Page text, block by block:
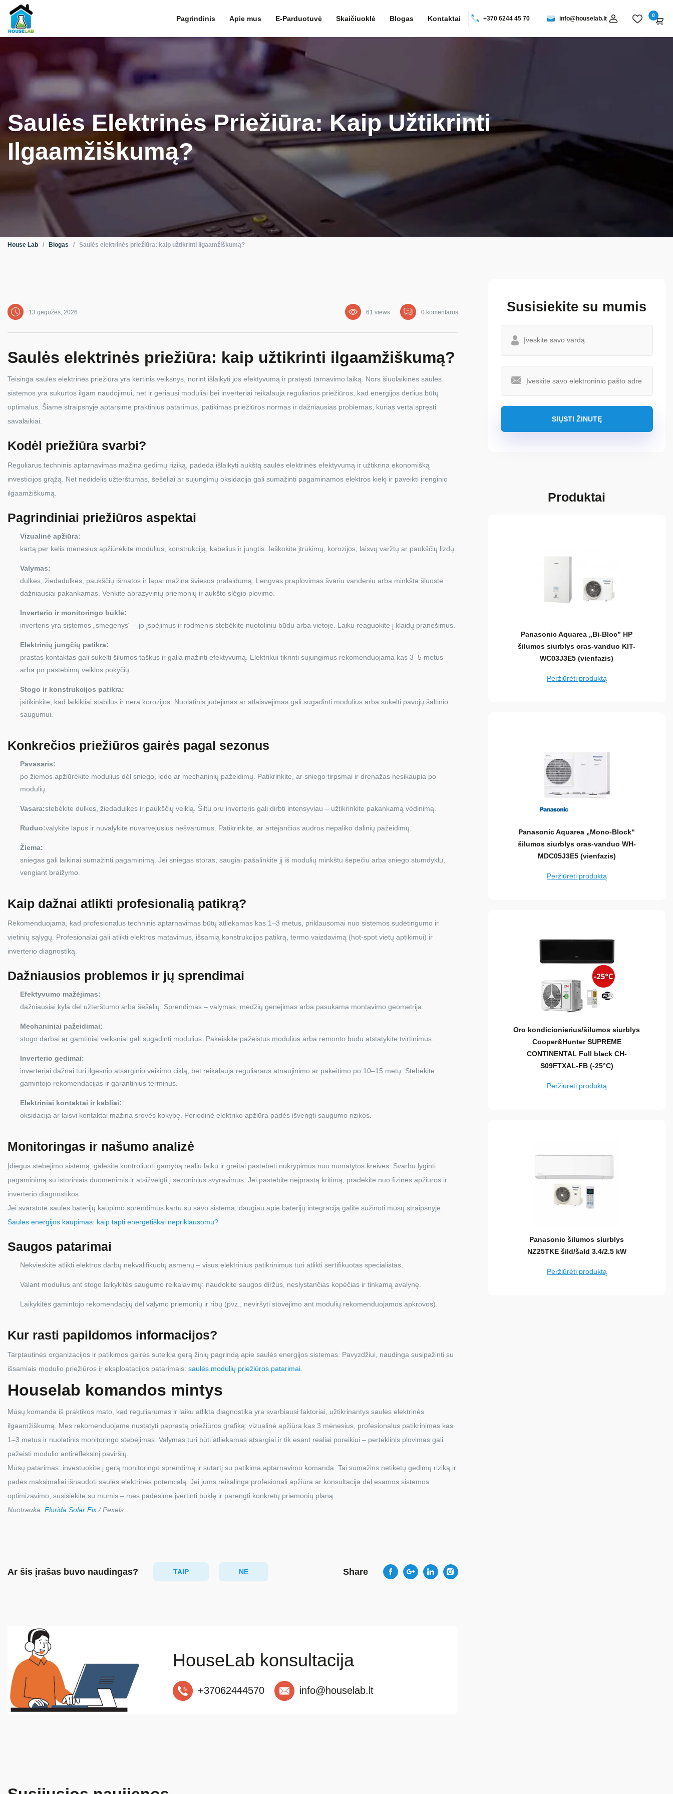
Pagrindinis Apie mus E-Parduotuvė Skaičiuoklė Blogas Kontaktai +370 6244 45 70 info@houselab.lt 0
Saulės Elektrinės Priežiūra: Kaip Užtikrinti
Ilgaamžiškumą?
House Lab / Blogas / Saulės elektrinės priežiūra: kaip užtikrinti ilgaamžiškumą?
13 gegužės, 2026 61 views 0 komentarus
Saulės elektrinės priežiūra: kaip užtikrinti ilgaamžiškumą?
Teisinga saulės elektrinės priežiūra yra kertinis veiksnys, norint išlaikyti jos efektyvumą ir pratęsti tarnavimo laiką. Nors šiuolaikinės saulės
sistemos yra sukurtos ilgam naudojimui, net ir geriausi moduliai bei inverteriai reikalauja reguliarios priežiūros, kad energijos derlius būtų
optimalus. Šiame straipsnyje aptarsime praktinius patarimus, patikimas priežiūros normas ir dažniausias problemas, kurias verta spręsti
savalaikiai.
Kodėl priežiūra svarbi?
Reguliarus techninis aptarnavimas mažina gedimų riziką, padeda išlaikyti aukštą saulės elektrinės efektyvumą ir užtikrina ekonomišką
investicijos grąžą. Net nedidelis užterštumas, šešėliai ar sujungimų oksidacija gali sumažinti pagaminamos elektros kiekį ir paveikti įrenginio
ilgaamžiškumą.
Pagrindiniai priežiūros aspektai
Vizualinė apžiūra:
kartą per kelis mėnesius apžiūrėkite modulius, konstrukciją, kabelius ir jungtis. Ieškokite įtrūkimų, korozijos, laisvų varžtų ar paukščių lizdų.
Valymas:
dulkės, žiedadulkės, paukščių išmatos ir lapai mažina šviesos pralaidumą. Lengvas praplovimas švariu vandeniu arba minkšta šluoste
dažniausiai pakankamas. Venkite abrazyvinių priemonių ir aukšto slėgio plovimo.
Inverterio ir monitoringo būklė:
inverteris yra sistemos „smegenys“ – jo įspėjimus ir rodmenis stebėkite nuotoliniu būdu arba vietoje. Laiku reaguokite į klaidų pranešimus.
Elektrinių jungčių patikra:
prastas kontaktas gali sukelti šilumos taškus ir galia mažinti efektyvumą. Elektrikui tikrinti sujungimus rekomenduojama kas 3–5 metus
arba po pastebimų veiklos pokyčių.
Stogo ir konstrukcijos patikra:
įsitikinkite, kad laikikliai stabilūs ir nėra korozijos. Nuolatinis judėjimas ar atlaisvėjimas gali sugadinti modulius arba sukelti pavojų šaltinio
saugumui.
Konkrečios priežiūros gairės pagal sezonus
Pavasaris:
po žiemos apžiūrėkite modulius dėl sniego, ledo ar mechaninių pažeidimų. Patikrinkite, ar sniego tirpsmai ir drenažas nesikaupia po
modulių.
Vasara:stebėkite dulkes, žiedadulkes ir paukščių veiklą. Šiltu oru inverteris gali dirbti intensyviau – užtikrinkite pakankamą vėdinimą.
Ruduo:valykite lapus ir nuvalykite nuvarvėjusius nešvarumus. Patikrinkite, ar artėjančios audros nepaliko dalinių pažeidimų.
Žiema:
sniegas gali laikinai sumažinti pagaminimą. Jei sniegas storas, saugiai pašalinkite jį iš modulių minkštu šepečiu arba sniego stumdyklu,
vengiant braižymo.
Kaip dažnai atlikti profesionalią patikrą?
Rekomenduojama, kad profesionalus techninis aptarnavimas būtų atliekamas kas 1–3 metus, priklausomai nuo sistemos sudėtingumo ir
vietinių sąlygų. Profesionalai gali atlikti elektros matavimus, išsamią konstrukcijos patikrą, termo vaizdavimą (hot-spot vietų aptikimui) ir
inverterio diagnostiką.
Dažniausios problemos ir jų sprendimai
Efektyvumo mažėjimas:
dažniausiai kyla dėl užterštumo arba šešėlių. Sprendimas – valymas, medžių genėjimas arba pasukama montavimo geometrija.
Mechaniniai pažeidimai:
stogo darbai ar gamtiniai veiksniai gali sugadinti modulius. Pakeiskite pažeistus modulius arba remonto būdu atstatykite tvirtinimus.
Inverterio gedimai:
inverteriai dažnai turi ilgesnio atsarginio veikimo ciklą, bet reikalauja reguliaraus atnaujinimo ar pakeitimo po 10–15 metų. Stebėkite
gamintojo rekomendacijas ir garantinius terminus.
Elektriniai kontaktai ir kabliai:
oksidacija ar laisvi kontaktai mažina srovės kokybę. Periodinė elektriko apžiūra padės išvengti saugumo rizikos.
Monitoringas ir našumo analizė
Įdiegus stebėjimo sistemą, galėsite kontroliuoti gamybą realiu laiku ir greitai pastebėti nukrypimus nuo numatytos kreivės. Svarbu lyginti
pagaminimą su istoriniais duomenimis ir atsižvelgti į sezoninius svyravimus. Jei pastebite neįprastą kritimą, pradėkite nuo fizinės apžiūros ir
inverterio diagnostikos.
Jei svarstote saulės baterijų kaupimo sprendimus kartu su savo sistema, daugiau apie baterijų integraciją galite sužinoti mūsų straipsnyje:
Saulės energijos kaupimas: kaip tapti energetiškai nepriklausomu?
Saugos patarimai
Nekvieskite atlikti elektros darbų nekvalifikuotų asmenų – visus elektrinius patikrinimus turi atlikti sertifikuotas specialistas.
Valant modulius ant stogo laikykitės saugumo reikalavimų: naudokite saugos diržus, neslystančias kopėčias ir tinkamą avalynę.
Laikykitės gamintojo rekomendacijų dėl valymo priemonių ir ribų (pvz., neviršyti stovėjimo ant modulių rekomenduojamos apkrovos).
Kur rasti papildomos informacijos?
Tarptautinės organizacijos ir patikimos gairės suteikia gerą žinių pagrindą apie saulės energijos sistemas. Pavyzdžiui, naudinga susipažinti su
išsamiais modulio priežiūros ir eksploatacijos patarimais: saulės modulių priežiūros patarimai
Houselab komandos mintys
Mūsų komanda iš praktikos mato, kad reguliarumas ir laiku atlikta diagnostika yra svarbiausi faktoriai, užtikrinantys saulės elektrinės
ilgaamžiškumą. Mes rekomenduojame nustatyti paprastą priežiūros grafiką: vizualinė apžiūra kas 3 mėnesius, profesionalus patikrinimas kas
1–3 metus ir nuolatinis monitoringo stebėjimas. Valymas turi būti atliekamas atsargiai ir tik esant realiai poreikiui – perteklinis plovimas gali
pažeisti modulio antirefleksinį paviršių.
Mūsų patarimas: investuokite į gerą monitoringo sprendimą ir sutartį su patikima aptarnavimo komanda. Tai sumažins netikėtų gedimų riziką ir
padės maksimaliai išnaudoti saulės elektrinės potencialą. Jei jums reikalinga profesionali apžiūra ar konsultacija dėl esamos sistemos
optimizavimo, susisiekite su mumis – mes padėsime įvertinti būklę ir parengti konkretų priemonių planą.
Nuotrauka: Florida Solar Fix / Pexels
Ar šis įrašas buvo naudingas? TAIP NE Share
HouseLab konsultacija
+37062444570 info@houselab.lt
Susisiekite su mumis
Produktai
Panasonic Aquarea „Bi-Bloc” HP
šilumos siurblys oras-vanduo KIT-
WC03J3E5 (vienfazis)
Peržiūrėti produktą
Panasonic Aquarea „Mono-Block“
šilumos siurblys oras-vanduo WH-
MDC05J3E5 (vienfazis)
Peržiūrėti produktą
Oro kondicionierius/šilumos siurblys
Cooper&Hunter SUPREME
CONTINENTAL Full black CH-
S09FTXAL-FB (-25°C)
Peržiūrėti produktą
Panasonic šilumos siurblys
NZ25TKE šild/šald 3.4/2.5 kW
Peržiūrėti produktą